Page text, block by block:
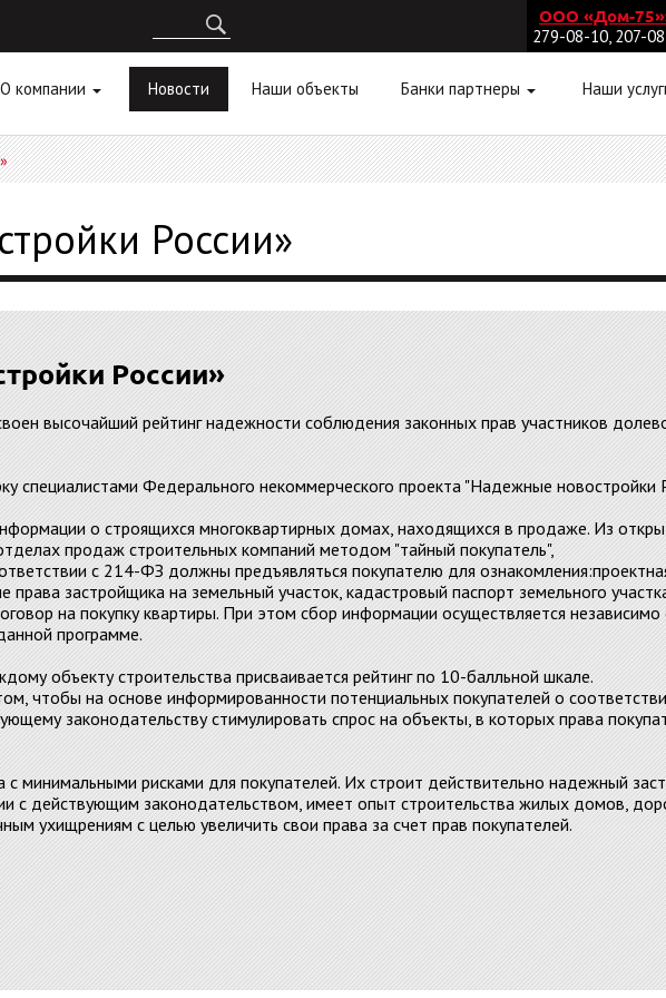
ООО «Дом-
279-08-10, 207-
О компании Новости Наши объекты Банки партнеры Наши
России»
России»
высочайший рейтинг надежности соблюдения законных прав участников
специалистами Федерального некоммерческого проекта "Надежные новостройки
о строящихся многоквартирных домах, находящихся в продаже. Из
продаж строительных компаний методом "тайный покупатель",
с 214-ФЗ должны предъявляться покупателю для
застройщика на земельный участок, кадастровый паспорт земельного
на покупку квартиры. При этом сбор информации осуществляется независимо
программе.
объекту строительства присваивается рейтинг по 10-балльной шкале.
чтобы на основе информированности потенциальных покупателей о
законодательству стимулировать спрос на объекты, в которых права
с минимальными рисками для покупателей. Их строит действительно надежный
с действующим законодательством, имеет опыт строительства жилых домов,
ухищрениям с целью увеличить свои права за счет прав покупателей.